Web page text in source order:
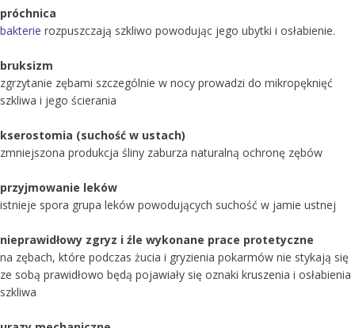
próchnica
bakterie rozpuszczają szkliwo powodując jego ubytki i osłabienie.
bruksizm
zgrzytanie zębami szczególnie w nocy prowadzi do mikropęknięć
szkliwa i jego ścierania
kserostomia (suchość w ustach)
zmniejszona produkcja śliny zaburza naturalną ochronę zębów
przyjmowanie leków
istnieje spora grupa leków powodujących suchość w jamie ustnej
nieprawidłowy zgryz i źle wykonane prace protetyczne
na zębach, które podczas żucia i gryzienia pokarmów nie stykają się
ze sobą prawidłowo będą pojawiały się oznaki kruszenia i osłabienia
szkliwa